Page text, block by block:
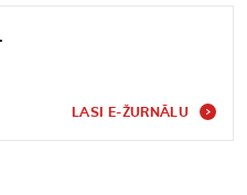
LASI E-ŽURNĀLU